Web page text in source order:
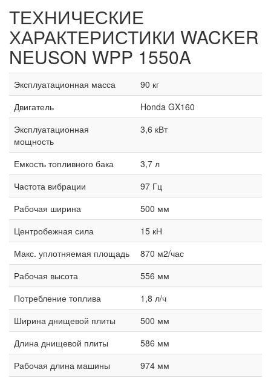
ТЕХНИЧЕСКИЕ
ХАРАКТЕРИСТИКИ WACKER
NEUSON WPP 1550A
Эксплуатационная масса
90 кг
Двигатель
Honda GX160
Эксплуатационная
мощность
3,6 кВт
Емкость топливного бака
3,7 л
Частота вибрации
97 Гц
Рабочая ширина
500 мм
Центробежная сила
15 кН
Макс. уплотняемая площадь
870 м2/час
Рабочая высота
556 мм
Потребление топлива
1,8 л/ч
Ширина днищевой плиты
500 мм
Длина днищевой плиты
586 мм
Рабочая длина машины
974 мм